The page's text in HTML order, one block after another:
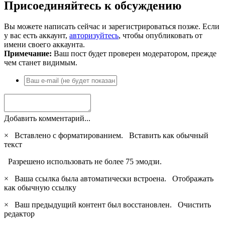
Присоединяйтесь к обсуждению
Вы можете написать сейчас и зарегистрироваться позже. Если
у вас есть аккаунт, авторизуйтесь, чтобы опубликовать от
имени своего аккаунта.
Примечание: Ваш пост будет проверен модератором, прежде
чем станет видимым.
Добавить комментарий...
×
Вставлено с форматированием. Вставить как обычный
текст
Разрешено использовать не более 75 эмодзи.
×
Ваша ссылка была автоматически встроена. Отображать
как обычную ссылку
×
Ваш предыдущий контент был восстановлен. Очистить
редактор